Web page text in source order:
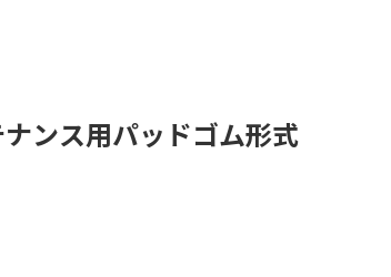
ンス用パッドゴム形式